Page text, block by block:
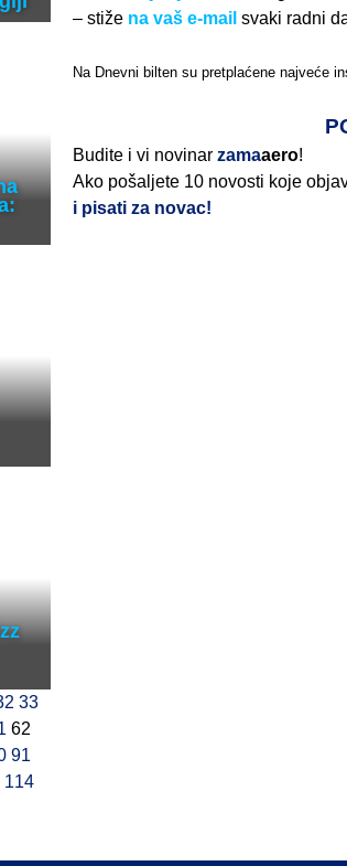
33
62
91
114
– stiže na vaš e-mail svaki radni
Na Dnevni bilten su pretplaćene najveće
Budite i vi novinar zamaaero!
Ako pošaljete 10 novosti koje
i pisati za novac!